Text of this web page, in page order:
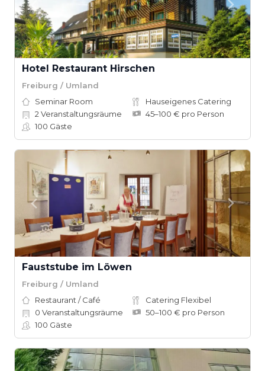
Hotel Restaurant Hirschen
Freiburg / Umland
Seminar Room
Hauseigenes Catering
2 Veranstaltungsräume
45–100 € pro Person
100 Gäste
Fauststube im Löwen
Freiburg / Umland
Restaurant / Café
Catering Flexibel
0 Veranstaltungsräume
50–100 € pro Person
100 Gäste